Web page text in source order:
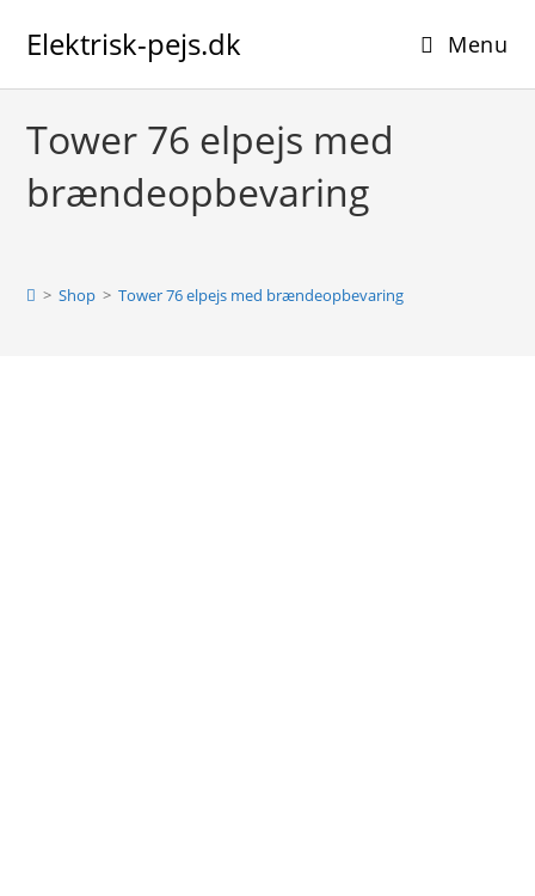
Elektrisk-pejs.dk Menu
Tower 76 elpejs med
brændeopbevaring
> Shop > Tower 76 elpejs med brændeopbevaring